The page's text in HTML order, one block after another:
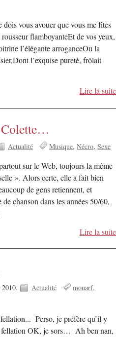
vous avouer que vous me fîtes
flamboyanteEt de vos yeux,
l’élégante arroganceOu la
l’exquise pureté, frôlait
Lire la suite
Colette…
Actualité Musique Nécro Sexe
sur le Web, toujours la même
». Alors certe, elle a fait bien
de gens retiennent, et
chanson dans les années 50/60,
Lire la suite
2010. Actualité
mouarf
Perso, je préfère qu’il y
fellation OK, je sors… Ah ben nan,